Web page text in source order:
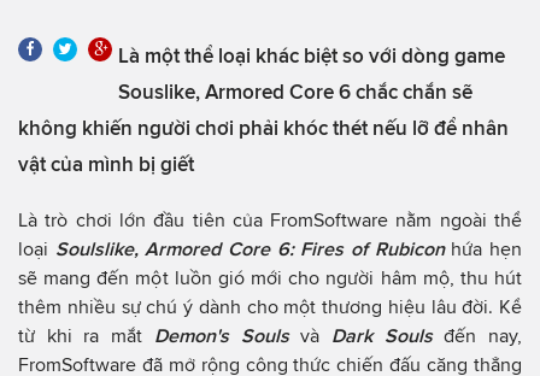
Là một thể loại khác biệt so với dòng game
Souslike, Armored Core 6 chắc chắn sẽ
không khiến người chơi phải khóc thét nếu lỡ để nhân
vật của mình bị giết
Là trò chơi lớn đầu tiên của FromSoftware nằm ngoài thể
loại Soulslike, Armored Core 6: Fires of Rubiconhứa hẹn
sẽ mang đến một luồn gió mới cho người hâm mộ, thu hút
thêm nhiều sự chú ý dành cho một thương hiệu lâu đời. Kể
từ khi ra mắt Demon's Soulsvà Dark Soulsđến nay,
FromSoftware đã mở rộng công thức chiến đấu căng thẳng